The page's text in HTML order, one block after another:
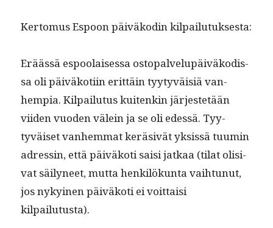
Ker­to­mus Espoon päiväkodin kilpailutuksesta:
Eräässä espoolaises­sa ostopalvelupäiväkodis­
sa oli päiväkoti­in erit­täin tyy­tyväisiä van­
hempia. Kil­pailu­tus kuitenkin jär­jestetään
viiden vuo­den välein ja se oli edessä. Tyy­
tyväiset van­hem­mat kerä­sivät yksis­sä tuumin
adressin, että päiväkoti saisi jatkaa (tilat oli­si­
vat säi­lyneet, mut­ta henkilökun­ta vai­h­tunut,
jos nykyi­nen päiväkoti ei voit­taisi
kilpailutusta).